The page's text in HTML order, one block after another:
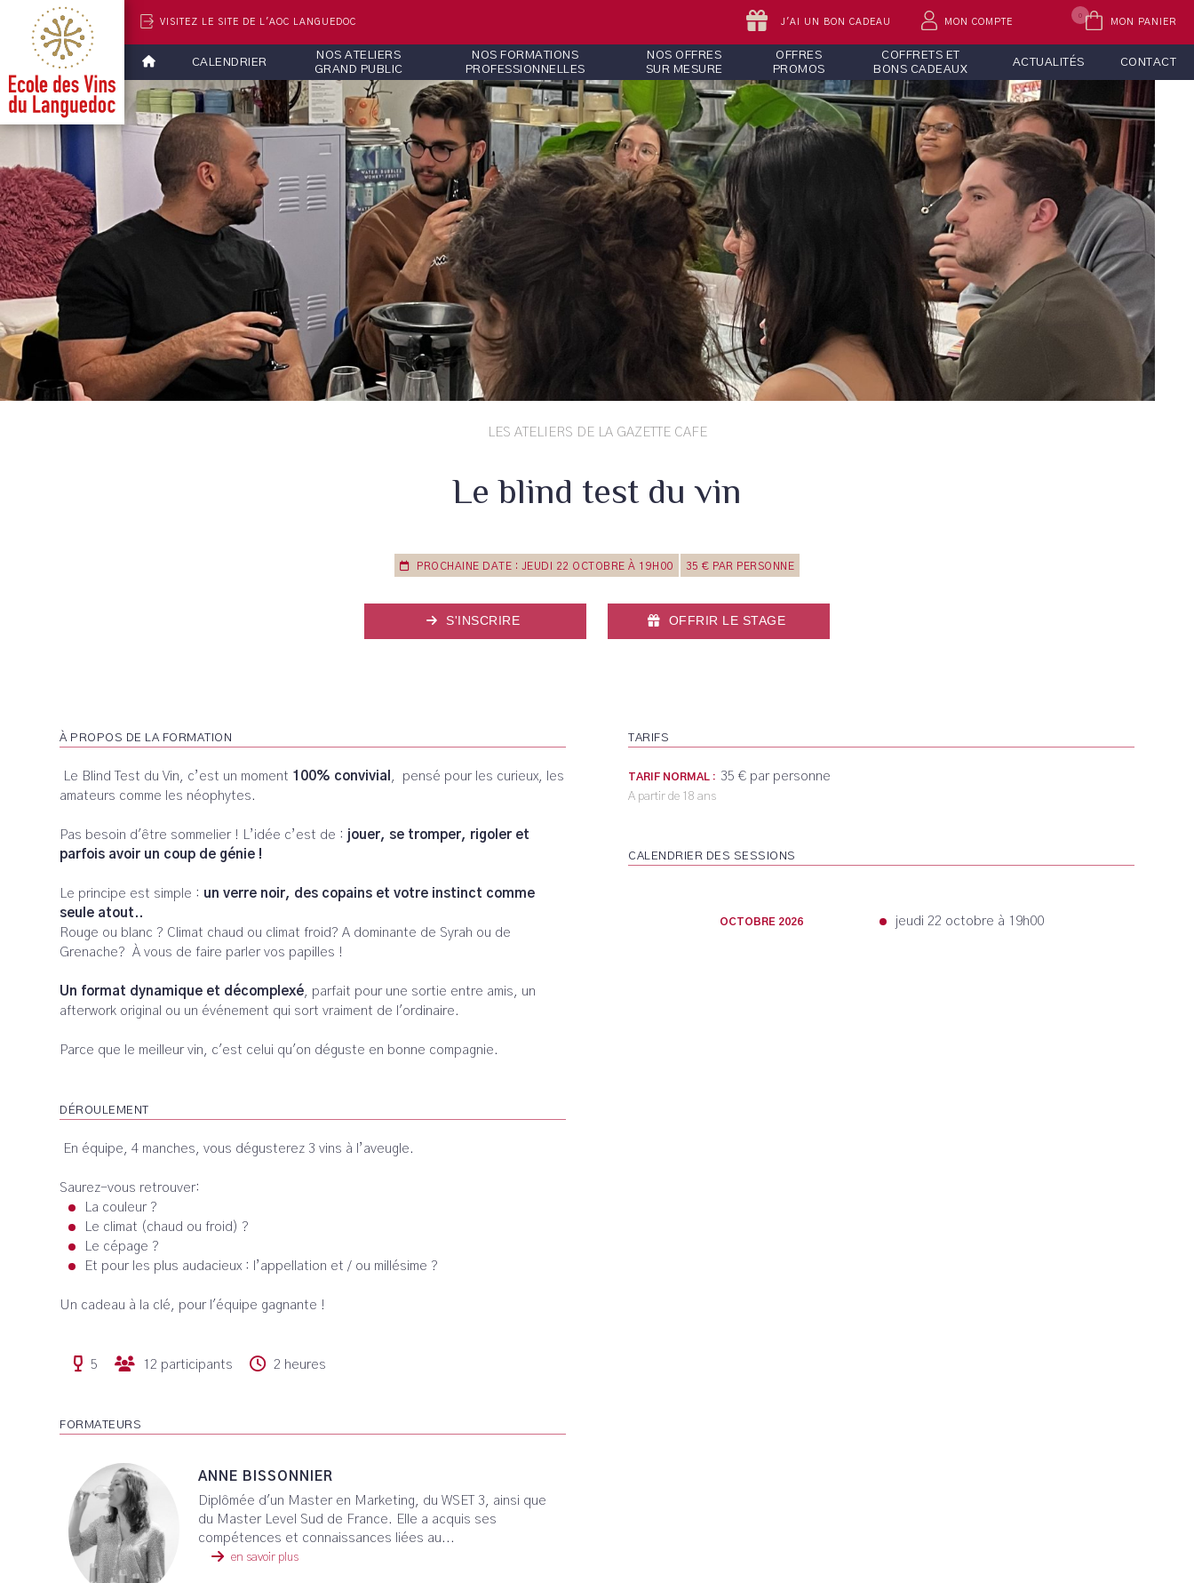
VISITEZ LE SITE DE L'AOC LANGUEDOC J'AI UN BON CADEAU MON COMPTE MON PANIER
0
CALENDRIER
NOS ATELIERS
GRAND PUBLIC
NOS FORMATIONS
PROFESSIONNELLES
NOS OFFRES
SUR MESURE
OFFRES
PROMOS
COFFRETS ET
BONS CADEAUX
ACTUALITÉS CONTACT
LES ATELIERS DE LA GAZETTE CAFE
Le blind test du vin
PROCHAINE DATE : JEUDI 22 OCTOBRE À 19H00 35 € PAR PERSONNE
S'INSCRIRE OFFRIR LE STAGE
À PROPOS DE LA FORMATION
Le Blind Test du Vin, c’est un moment 100% convivial , pensé pour les curieux, les
amateurs comme les néophytes.
Pas besoin d'être sommelier ! L’idée c’est de : jouer, se tromper, rigoler et
parfois avoir un coup de génie !
Le principe est simple : un verre noir, des copains et votre instinct comme
seule atout..
Rouge ou blanc ? Climat chaud ou climat froid? A dominante de Syrah ou de
Grenache? À vous de faire parler vos papilles !
Un format dynamique et décomplexé, parfait pour une sortie entre amis, un
afterwork original ou un événement qui sort vraiment de l'ordinaire.
Parce que le meilleur vin, c'est celui qu'on déguste en bonne compagnie.
DÉROULEMENT
En équipe, 4 manches, vous dégusterez 3 vins à l’aveugle.
Saurez-vous retrouver:
La couleur ?
Le climat (chaud ou froid) ?
Le cépage ?
Et pour les plus audacieux : l’appellation et / ou millésime ?
Un cadeau à la clé, pour l'équipe gagnante !
5 12 participants 2 heures
FORMATEURS
ANNE BISSONNIER
Diplômée d'un Master en Marketing, du WSET 3, ainsi que
du Master Level Sud de France. Elle a acquis ses
compétences et connaissances liées au...
en savoir plus
TARIFS
TARIF NORMAL : 35 € par personne
A partir de 18 ans
CALENDRIER DES SESSIONS
OCTOBRE 2026 jeudi 22 octobre à 19h00